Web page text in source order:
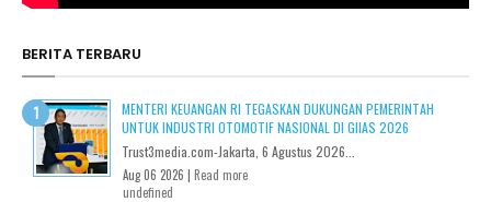
BERITA TERBARU
MENTERI KEUANGAN RI TEGASKAN DUKUNGAN PEMERINTAH
UNTUK INDUSTRI OTOMOTIF NASIONAL DI GIIAS 2026
Trust3media.com-Jakarta, 6 Agustus 2026...
Aug 06 2026 | Read more
undefined